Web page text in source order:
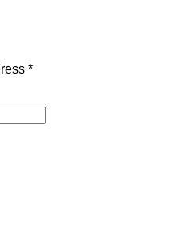
*Obligatoriskt